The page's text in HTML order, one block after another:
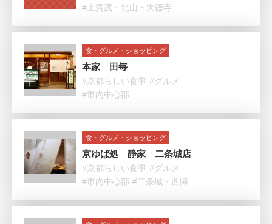
#上賀茂・北山・大徳寺
食・グルメ・ショッピング
本家 田毎
#京都らしい食事 #グルメ
#市内中心部
食・グルメ・ショッピング
京ゆば処 静家 二条城店
#京都らしい食事 #グルメ
#市内中心部 #二条城・西陣